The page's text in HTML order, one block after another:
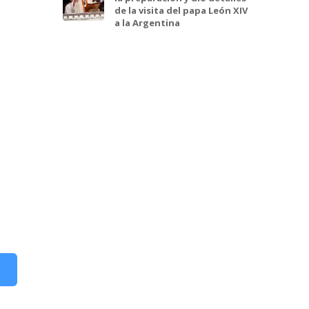
de la visita del papa León XIV
a la Argentina